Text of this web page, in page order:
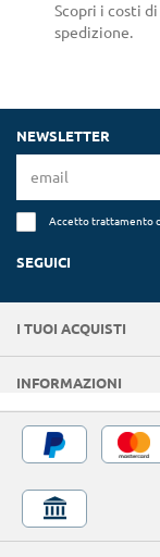
Scopri i costi di
spedizione.
NEWSLETTER
Accetto trattamento
SEGUICI
I TUOI ACQUISTI
INFORMAZIONI